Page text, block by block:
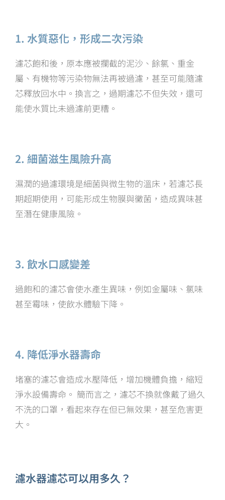
1. 水質惡化，形成二次污染
濾芯飽和後，原本應被攔截的泥沙、餘氯、重金
屬、有機物等污染物無法再被過濾，甚至可能隨濾
芯釋放回水中。換言之，過期濾芯不但失效，還可
能使水質比未過濾前更糟。
2. 細菌滋生風險升高
濕潤的過濾環境是細菌與微生物的溫床，若濾芯長
期超期使用，可能形成生物膜與黴菌，造成異味甚
至潛在健康風險。
3. 飲水口感變差
過飽和的濾芯會使水產生異味，例如金屬味、氯味
甚至霉味，使飲水體驗下降。
4. 降低淨水器壽命
堵塞的濾芯會造成水壓降低，增加機體負擔，縮短
淨水設備壽命。 簡而言之，濾芯不換就像戴了過久
不洗的口罩，看起來存在但已無效果，甚至危害更
大。
濾水器濾芯可以用多久？